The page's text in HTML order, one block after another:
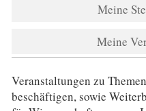
Meine
Meine
Veranstaltungen zu
beschäftigen, sowie